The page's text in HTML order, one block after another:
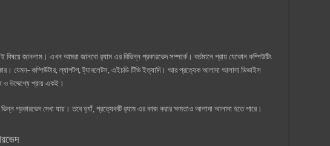
বিষয়ে জানলাম। এখন আমরা জানবো র‍্যাম এর বিভিন্ন প্রকারভেদ সম্পর্কে। বর্তমানে প্রায় যেকোন কম্পিউটিং
যেমন- কম্পিউটার, ল্যাপটপ, ট্যাবলেটস, এইচডি টিভি ইত্যাদি। আর প্রত্যেক আলাদা আলাদা ডিভাইস
ও উদ্দেশ্যে প্রায় একই।
ভিন্ন প্রকারভেদ দেখা যায়। তবে হ্যাঁ, প্রত্যেকটি র‍্যাম এর কাজ করার ক্ষমতাও আলাদা আলাদা হতে পারে।